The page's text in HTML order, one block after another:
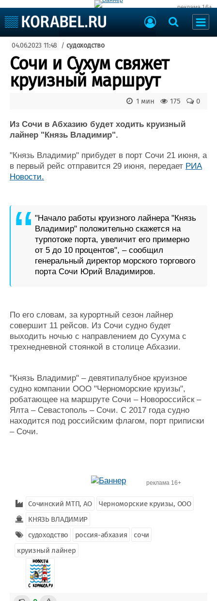
реклама 16+
Судоходство
Судоремонт
События
Порты
Рыболовство
Еще
Пульс
Новости
Компании
Крюинг
Журнал
Реклама
Доска объявлений
Продажа флота
Конференции
Флот
Все службы
04.06.2023 11:48 / судоходство
Сочи и Сухум свяжет
круизный маршрут
0
175
1 мин
Из Сочи в Абхазию будет ходить круизный
лайнер "Князь Владимир".
"Князь Владимир" прибудет в порт Сочи 21 июня, а
в первый рейс отправится 29 июня, передает РИА
Новости.
"Начало работы круизного лайнера "Князь
Владимир" положительно скажется на
турпотоке порта, увеличит его примерно
от 5 до 10 процентов", – сообщил
генеральный директор морского торгового
порта Сочи Юрий Владимиров.
По его словам, за курортный сезон лайнер
совершит 11 рейсов. Из Сочи судно будет
выходить ночью с направлением до Сухума с
трехнедневной стоянкой в столице Абхазии.
"Князь Владимир" – девятипалубное круизное
судно компании ООО "Черноморские круизы",
робатающее на маршруте Сочи – Новороссийск –
Ялта – Севастополь – Сочи. C 2017 года судно
находится под российским флагом, порт приписки
– Сочи.
реклама 16+
Сочинский МТП, AO
Черноморские круизы, ООО
КНЯЗЬ ВЛАДИМИР
судоходство
россия-абхазия
сочи
круизный лайнер